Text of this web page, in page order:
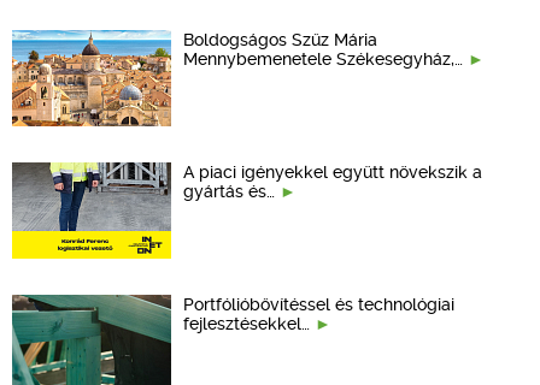
Boldogságos Szűz Mária
Mennybemenetele Székesegyház,…
A piaci igényekkel együtt növekszik a
gyártás és…
Portfólióbővítéssel és technológiai
fejlesztésekkel…